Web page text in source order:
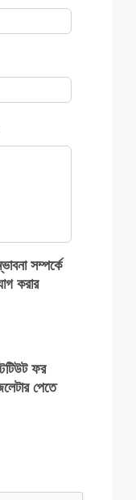
সম্পর্কে
করার
ফর
পেতে